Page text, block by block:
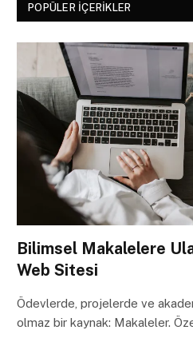
POPÜLER İÇERIKLER
Bilimsel Makalelere
Web Sitesi
Ödevlerde, projelerde ve
olmaz bir kaynak: Makaleler.